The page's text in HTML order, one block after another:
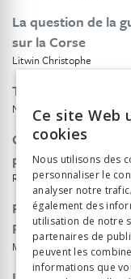
La question de la
sur la Corse
Litwin Christophe
Tolstoï et Jean-
Nivat Georges
Grace Roosevelt.
politique
Rueff Martin
Feuilles du moi,
Rousseau
Mattar Renate Abele
Ce site Web
cookies
Nous utilisons des
personnaliser le
analyser notre
également des
utilisation de notre
partenaires de
peuvent les
informations que